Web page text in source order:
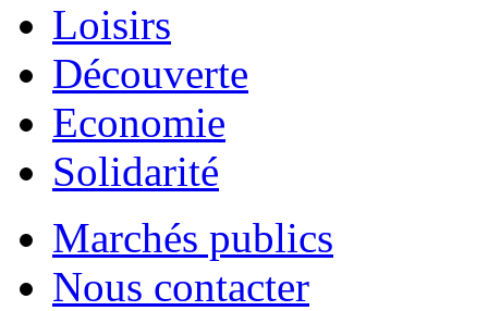
Loisirs
Découverte
Economie
Solidarité
Marchés publics
Nous contacter